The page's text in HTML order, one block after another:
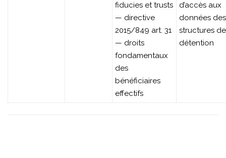
fiducies et trusts
— directive
2015/849 art. 31
— droits
fondamentaux
des
bénéficiaires
effectifs
d’accès aux
données des
structures de
détention